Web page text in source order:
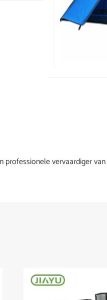
professionele vervaardiger